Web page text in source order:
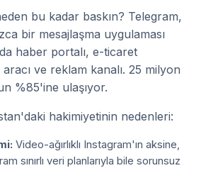
bu kadar baskın? Telegram,
bir mesajlaşma uygulaması
haber portalı, e-ticaret
ve reklam kanalı. 25 milyon
%85'ine ulaşıyor.
hakimiyetinin nedenleri:
Video-ağırlıklı Instagram'ın aksine,
sınırlı veri planlarıyla bile sorunsuz